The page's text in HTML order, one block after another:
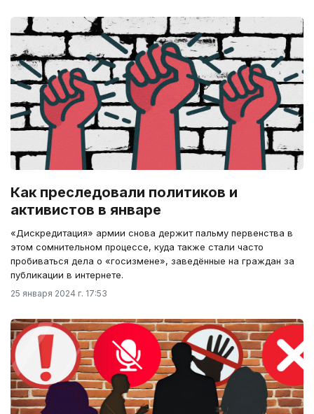
Как преследовали политиков и
активистов в январе
«Дискредитация» армии снова держит пальму первенства в
этом сомнительном процессе, куда также стали часто
пробиваться дела о «госизмене», заведённые на граждан за
публикации в интернете.
25 января 2024 г. 17:53